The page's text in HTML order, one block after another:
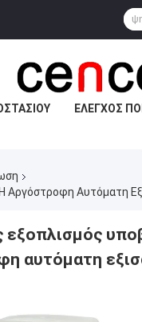
ΈΛΕΓΧΟΣ
Αργόστροφη Αυτόματη
εξοπλισμός
αυτόματη